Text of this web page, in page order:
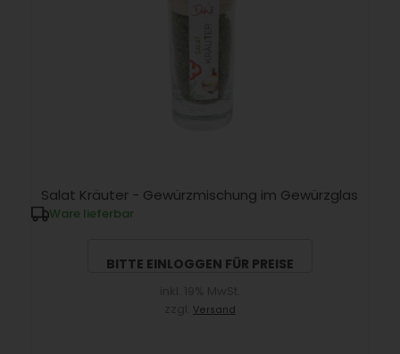
Salat Kräuter - Gewürzmischung im Gewürzglas
Ware lieferbar
BITTE EINLOGGEN FÜR PREISE
Versand